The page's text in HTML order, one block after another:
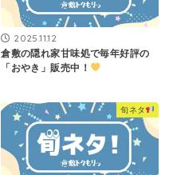
2025.11.12
倉敷の隠れ家甘味処で毎年好評の
「おやき」販売中！
旬ネタ